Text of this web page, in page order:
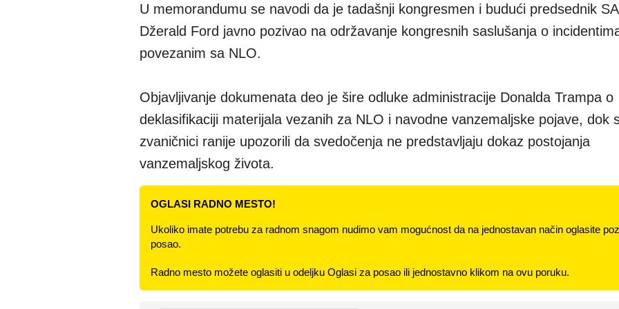
U memorandumu se navodi da je tadašnji kongresmen i budući predsednik
Džerald Ford javno pozivao na održavanje kongresnih saslušanja o
povezanim sa NLO.
Objavljivanje dokumenata deo je šire odluke administracije Donalda Trampa o
deklasifikaciji materijala vezanih za NLO i navodne vanzemaljske pojave, dok
zvaničnici ranije upozorili da svedočenja ne predstavljaju dokaz postojanja
vanzemaljskog života.
OGLASI RADNO MESTO!
Ukoliko imate potrebu za radnom snagom nudimo vam mogućnost da na jednostavan način oglasite
posao.
Radno mesto možete oglasiti u odeljku Oglasi za posao ili jednostavno klikom na ovu poruku.